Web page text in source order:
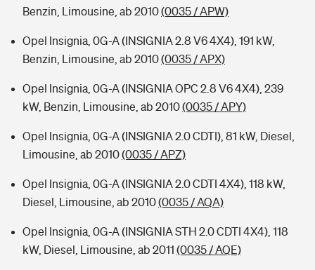
Benzin, Limousine, ab 2010(0035 / APW)
Opel Insignia, 0G-A (INSIGNIA 2.8 V6 4X4), 191 kW,
Benzin, Limousine, ab 2010(0035 / APX)
Opel Insignia, 0G-A (INSIGNIA OPC 2.8 V6 4X4), 239
kW, Benzin, Limousine, ab 2010(0035 / APY)
Opel Insignia, 0G-A (INSIGNIA 2.0 CDTI), 81 kW, Diesel,
Limousine, ab 2010(0035 / APZ)
Opel Insignia, 0G-A (INSIGNIA 2.0 CDTI 4X4), 118 kW,
Diesel, Limousine, ab 2010(0035 / AQA)
Opel Insignia, 0G-A (INSIGNIA STH 2.0 CDTI 4X4), 118
kW, Diesel, Limousine, ab 2011 (0035 / AQE)